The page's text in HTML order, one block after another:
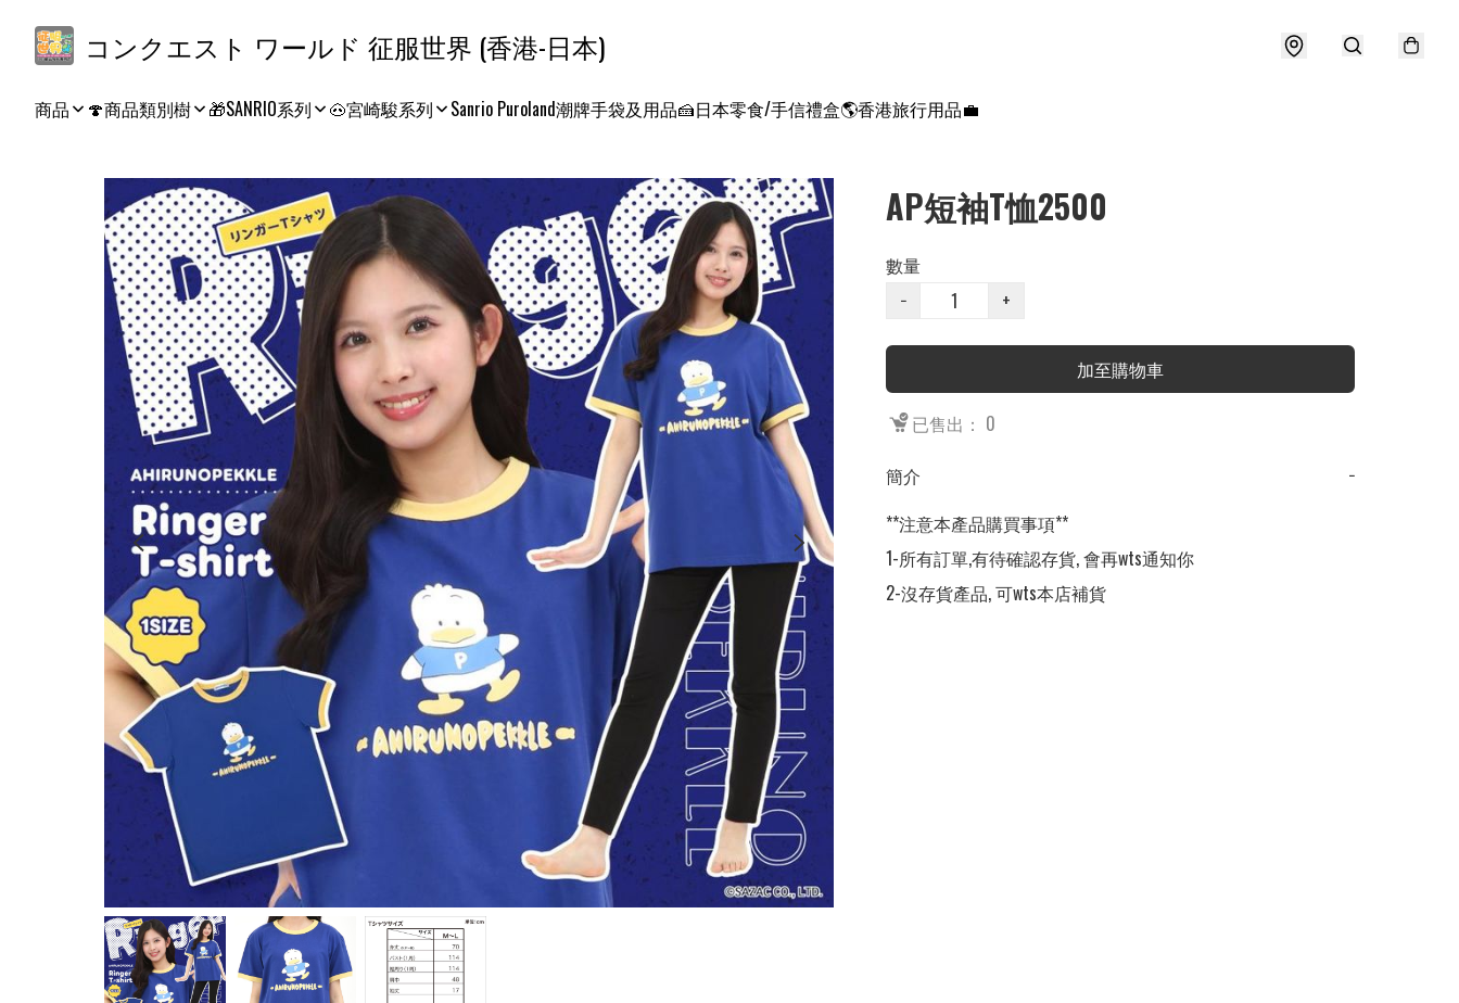
コンクエスト ワールド 征服世界 (香港-日本)
商品 🍄商品類別樹 🎁SANRIO系列 🐽宮崎駿系列 Sanrio Puroland潮牌手袋及用品🍰日本零食/手信禮盒🌎香港旅行用品💼
AP短袖T恤2500
數量
−
+
加至購物車
已售出： 0
簡介
−
**注意本產品購買事項**
1-所有訂單,有待確認存貨, 會再wts通知你
2-沒存貨產品, 可wts本店補貨